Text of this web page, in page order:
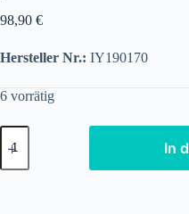
98,90 €
Hersteller Nr.: IY190170
6 vorrätig
ipf
IY190170
In